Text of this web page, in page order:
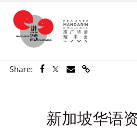
Share: Share via Facebook
Share via Twitter
Share via Email
Share via Link
新加坡华语